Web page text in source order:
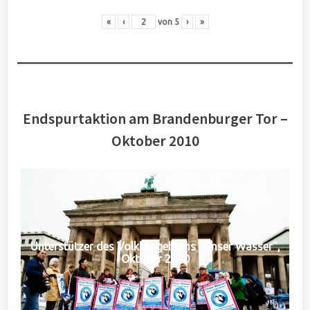
« ‹ von 5 › »
Endspurtaktion am Brandenburger Tor –
Oktober 2010
Unterstützer des Volksbegehrens "Unser Wasser",
Oktober 2010